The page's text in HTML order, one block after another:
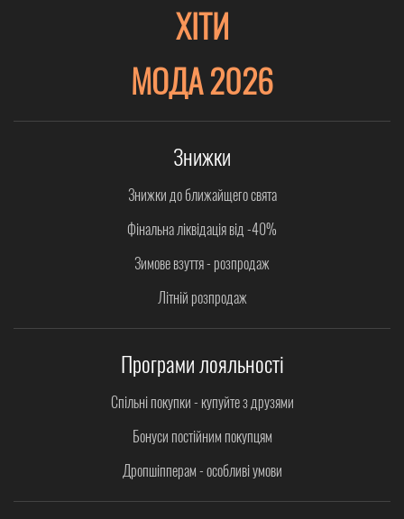
ХІТИ
МОДА 2026
Знижки
Знижки до ближайщего свята
Фінальна ліквідація від -40%
Зимове взуття - розпродаж
Літній розпродаж
Програми лояльності
Спільні покупки - купуйте з друзями
Бонуси постійним покупцям
Дропшіпперам - особливі умови